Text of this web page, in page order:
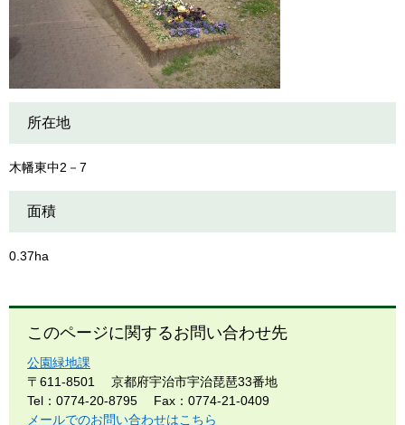
所在地
木幡東中2－7
面積
0.37ha
このページに関するお問い合わせ先
公園緑地課
〒611-8501
京都府宇治市宇治琵琶33番地
Tel：0774-20-8795
Fax：0774-21-0409
メールでのお問い合わせはこちら